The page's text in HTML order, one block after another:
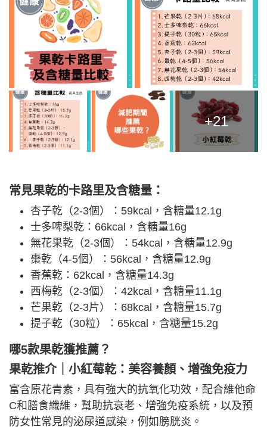
+21
常見果乾的卡路里及含糖量：
杏子乾（2-3個）：59kcal，含糖量12.1g
士多啤梨乾：66kcal，含糖量16g
無花果乾（2-3個）：54kcal，含糖量12.9g
棗乾（4-5個）：56kcal，含糖量12.9g
香蕉乾：62kcal，含糖量14.3g
西梅乾（2-3個）：42kcal，含糖量11.1g
芒果乾（2-3片）：68kcal，含糖量15.7g
提子乾（30粒）：65kcal，含糖量15.2g
哪5款果乾獲推薦？
果乾推介｜小紅莓乾：美容養顏、增強免疫力
富含原花青素，具有強大的抗氧化功效，配合維他命
C和膳食纖維，幫助抗衰老、增強免疫系統，以及預
防女性常見的泌尿道感染，例如膀胱炎。